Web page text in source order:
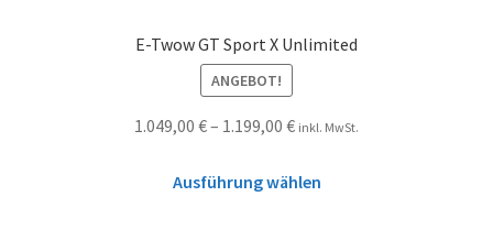
E-Twow GT Sport X Unlimited
ANGEBOT!
1.049,00 €– 1.199,00 € inkl. MwSt.
Ausführung wählen